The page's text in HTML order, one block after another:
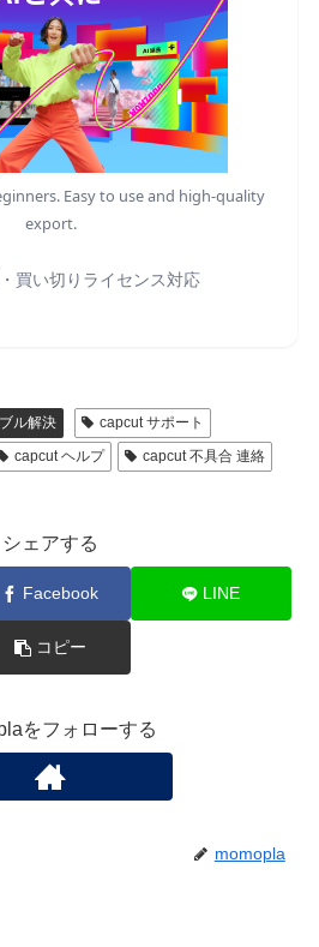
Easy to use and high-quality
export.
買い切りライセンス対応
ル解決
capcut サポート
capcut ヘルプ
capcut 不具合 連絡
シェアする
Facebook LINE
コピー
をフォローする
momopla